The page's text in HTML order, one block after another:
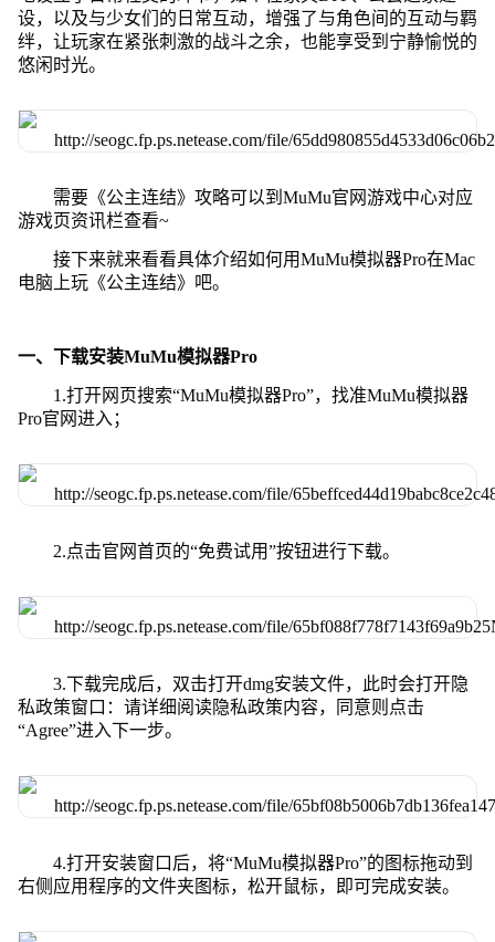
设，以及与少女们的日常互动，增强了与角色间的互动与羁
绊，让玩家在紧张刺激的战斗之余，也能享受到宁静愉悦的
悠闲时光。
需要《公主连结》攻略可以到MuMu官网游戏中心对应
游戏页资讯栏查看~
接下来就来看看具体介绍如何用MuMu模拟器Pro在Mac
电脑上玩《公主连结》吧。
一、下载安装MuMu模拟器Pro
1.打开网页搜索“MuMu模拟器Pro”，找准MuMu模拟器
Pro官网进入；
2.点击官网首页的“免费试用”按钮进行下载。
3.下载完成后，双击打开dmg安装文件，此时会打开隐
私政策窗口：请详细阅读隐私政策内容，同意则点击
“Agree”进入下一步。
4.打开安装窗口后，将“MuMu模拟器Pro”的图标拖动到
右侧应用程序的文件夹图标，松开鼠标，即可完成安装。